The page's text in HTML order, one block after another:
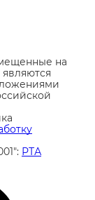
на
РТА